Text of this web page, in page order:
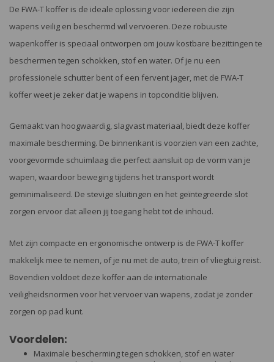
De FWA-T koffer is de ideale oplossing voor iedereen die zijn
wapens veilig en beschermd wil vervoeren. Deze robuuste
wapenkoffer is speciaal ontworpen om jouw kostbare bezittingen te
beschermen tegen schokken, stof en water. Of je nu een
professionele schutter bent of een fervent jager, met de FWA-T
koffer weet je zeker dat je wapens in topconditie blijven.
Gemaakt van hoogwaardig, slagvast materiaal, biedt deze koffer
maximale bescherming. De binnenkant is voorzien van een zachte,
voorgevormde schuimlaag die perfect aansluit op de vorm van je
wapen, waardoor beweging tijdens het transport wordt
geminimaliseerd. De stevige sluitingen en het geïntegreerde slot
zorgen ervoor dat alleen jij toegang hebt tot de inhoud.
Met zijn compacte en ergonomische ontwerp is de FWA-T koffer
makkelijk mee te nemen, of je nu met de auto, trein of vliegtuig reist.
Bovendien voldoet deze koffer aan de internationale
veiligheidsnormen voor het vervoer van wapens, zodat je zonder
zorgen op pad kunt.
Voordelen:
Maximale bescherming tegen schokken, stof en water